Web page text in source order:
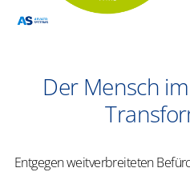
Der Mensch
Entgegen weitverbreiteten